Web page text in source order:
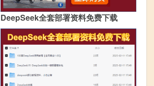
DeepSeek全套部署资料免费下载